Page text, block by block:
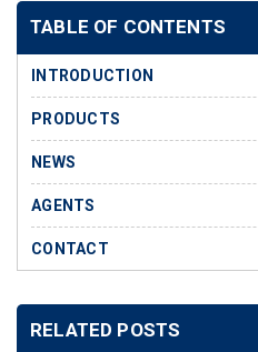
TABLE OF CONTENTS
INTRODUCTION
PRODUCTS
NEWS
AGENTS
CONTACT
RELATED POSTS